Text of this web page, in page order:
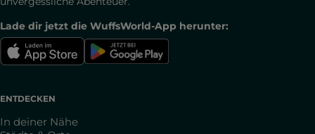
Lade dir jetzt die WuffsWorld-App herunter:
ENTDECKEN
In deiner Nähe